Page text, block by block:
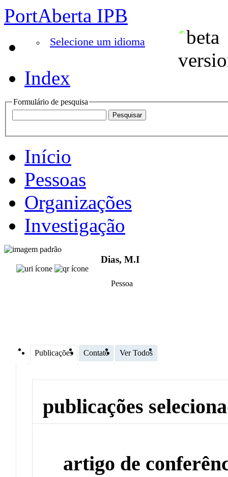
PortAberta IPB
Selecione um idioma
Index
Formulário de pesquisa
Início
Pessoas
Organizações
Investigação
Dias, M.I
Pessoa
Publicações Contato Ver Todos
publicações
artigo de